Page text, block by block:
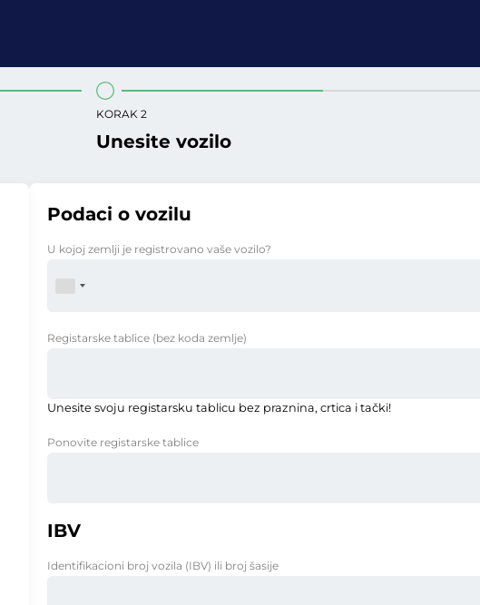
KORAK 2
Unesite vozilo
Podaci o vozilu
U kojoj zemlji je registrovano vaše vozilo?
Registarske tablice (bez koda zemlje)
Unesite svoju registarsku tablicu bez praznina, crtica i tački!
Ponovite registarske tablice
IBV
Identifikacioni broj vozila (IBV) ili broj šasije